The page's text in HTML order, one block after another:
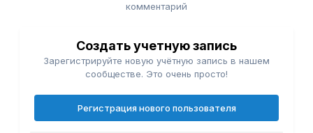
комментарий
Создать учетную запись
Зарегистрируйте новую учётную запись в нашем
сообществе. Это очень просто!
Регистрация нового пользователя